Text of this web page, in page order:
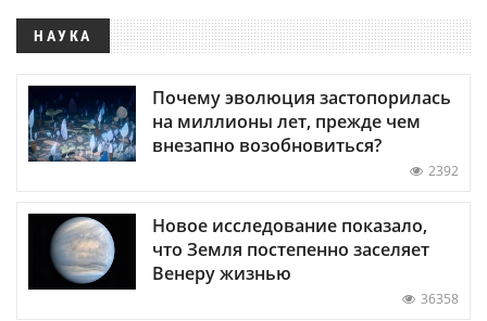
НАУКА
Почему эволюция застопорилась
на миллионы лет, прежде чем
внезапно возобновиться?
2392
Новое исследование показало,
что Земля постепенно заселяет
Венеру жизнью
36358